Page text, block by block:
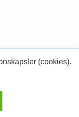
MEDIA
(cookies).